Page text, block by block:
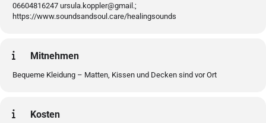
Die Themen der einzelnen Abende findest du vor dem jeweiligen Termin
auf meinen Kanälen:
https://whatsapp.com/channel/0029VbAyZTv8PgsB8Bzg3F0T
https://www.facebook.com/ursula.koppler
06604816247 ursula.koppler@gmail.;
https://www.soundsandsoul.care/healingsounds
Mitnehmen
Bequeme Kleidung – Matten, Kissen und Decken sind vor Ort
Kosten